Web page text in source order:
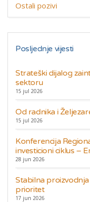
Ostali pozivi
Posljednje vijesti
Strateški dijalog
sektoru
15 jul 2026
Od radnika i
15 jul 2026
Konferencija
investicioni ciklus –
28 jun 2026
Stabilna
prioritet
17 jun 2026